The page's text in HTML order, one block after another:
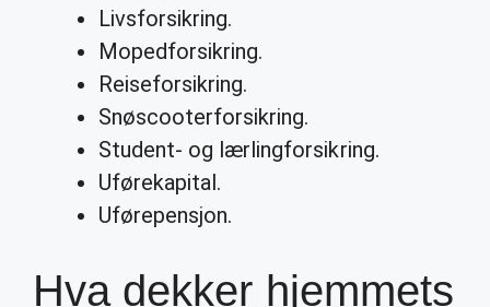
Livsforsikring.
Mopedforsikring.
Reiseforsikring.
Snøscooterforsikring.
Student- og lærlingforsikring.
Uførekapital.
Uførepensjon.
Hva dekker hjemmets